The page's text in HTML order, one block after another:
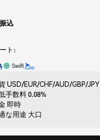
込
ト:
USD/EUR/CHF/AUD/GBP/JPY
手数料0.08%
即時
な用途 大口